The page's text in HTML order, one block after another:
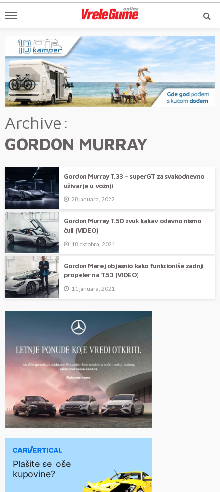
Archive
GORDON MURRAY
Gordon Murray T.33 – superGT za svakodnevno
uživanje u vožnji
28 januara, 2022
Gordon Murray T.50 zvuk kakav odavno nismo
čuli (VIDEO)
18 oktobra, 2021
Gordon Marej objasnio kako funkcioniše zadnji
propeler na T.50 (VIDEO)
11 januara, 2021